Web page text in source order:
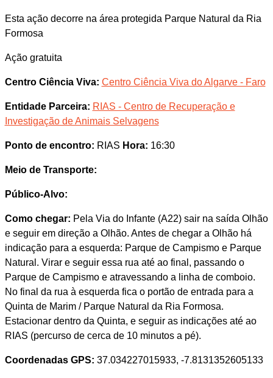
Esta ação decorre na área protegida Parque Natural da Ria
Formosa
Ação gratuita
Centro Ciência Viva: Centro Ciência Viva do Algarve - Faro
Entidade Parceira: RIAS - Centro de Recuperação e
Investigação de Animais Selvagens
Ponto de encontro: RIAS Hora: 16:30
Meio de Transporte:
Público-Alvo:
Como chegar: Pela Via do Infante (A22) sair na saída Olhão
e seguir em direção a Olhão. Antes de chegar a Olhão há
indicação para a esquerda: Parque de Campismo e Parque
Natural. Virar e seguir essa rua até ao final, passando o
Parque de Campismo e atravessando a linha de comboio.
No final da rua à esquerda fica o portão de entrada para a
Quinta de Marim / Parque Natural da Ria Formosa.
Estacionar dentro da Quinta, e seguir as indicações até ao
RIAS (percurso de cerca de 10 minutos a pé).
Coordenadas GPS: 37.034227015933, -7.8131352605133